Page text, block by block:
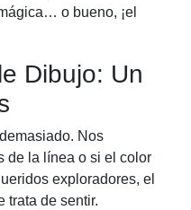
o bueno, ¡el
Dibujo: Un
Nos
de la línea o si el color
exploradores, el
trata de sentir.